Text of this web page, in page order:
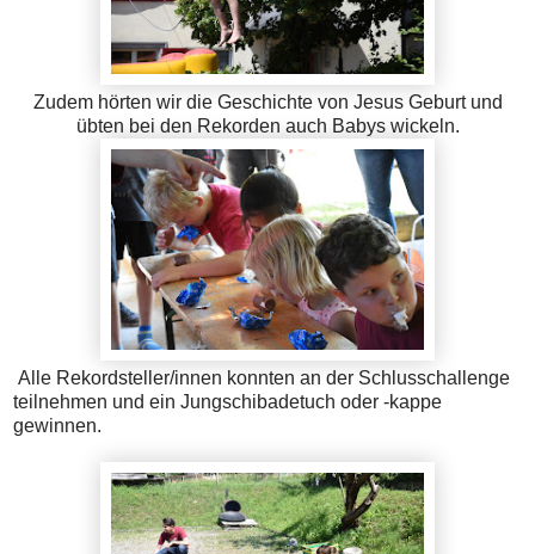
Zudem hörten wir die Geschichte von Jesus Geburt und
übten bei den Rekorden auch Babys wickeln.
Alle Rekordsteller/innen konnten an der Schlusschallenge
teilnehmen und ein Jungschibadetuch oder -kappe
gewinnen.